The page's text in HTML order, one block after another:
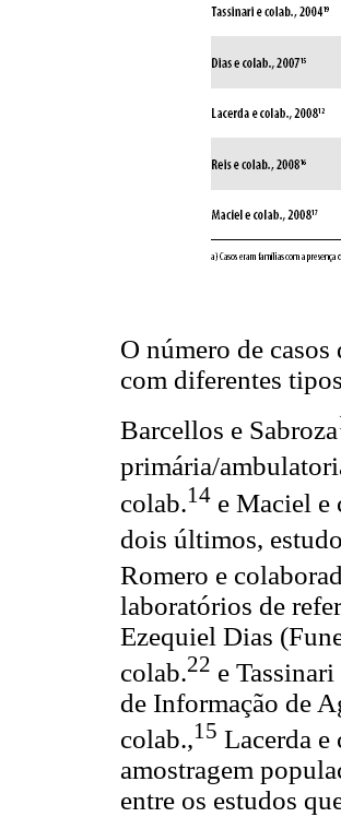
O número de
com diferentes
Barcellos e Sabroza
primária/
colab.14 e Maciel e
dois últimos,
Romero e
laboratórios de
Ezequiel Dias
colab.22 e
de Informação de
colab.,15 Lacerda e
amostragem
entre os estudos